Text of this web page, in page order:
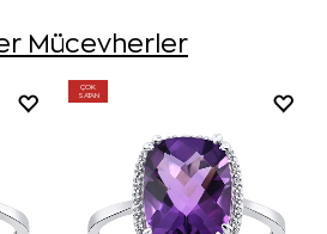
Mücevherler
ÇOK
SATAN